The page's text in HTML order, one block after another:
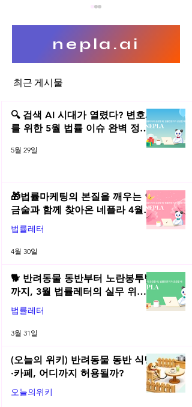
정보 (4)
nepla.ai
최근 게시물
🔍 검색 AI 시대가 열렸다? 변호사
를 위한 5월 법률 이슈 완벽 정리 |
5월 29일
🎁법률마케팅의 본질을 깨우는 연
금술과 함께 찾아온 네플라 4월
법률레터
법률레터
4월 30일
🐕 반려동물 동반부터 노란봉투법
까지, 3월 법률레터의 실무 위키
총정리! | 2026년 3월 네플라 법률
레터
법률레터
3월 31일
(오늘의 위키) 반려동물 동반 식당
·카페, 어디까지 허용될까?
오늘의위키